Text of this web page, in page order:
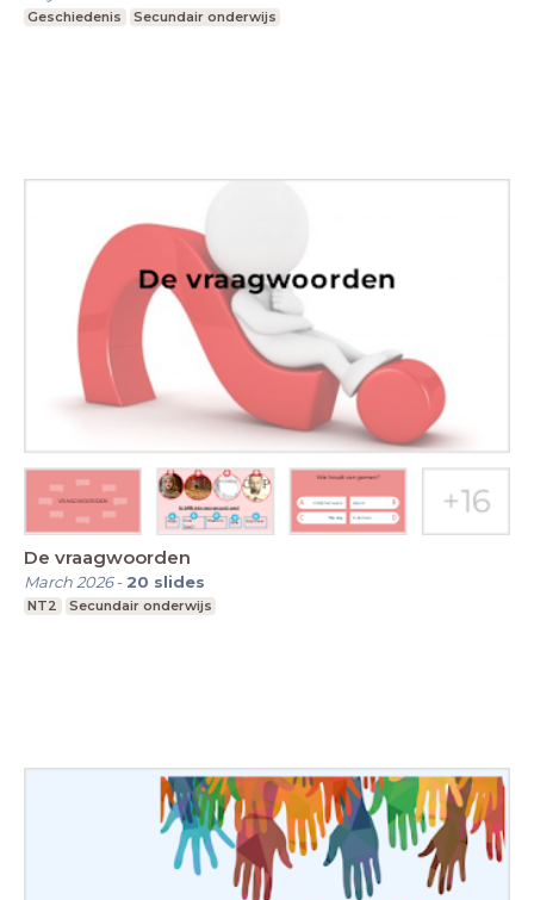
Geschiedenis Secundair onderwijs
De vraagwoorden
March 2026- 20 slides
NT2 Secundair onderwijs